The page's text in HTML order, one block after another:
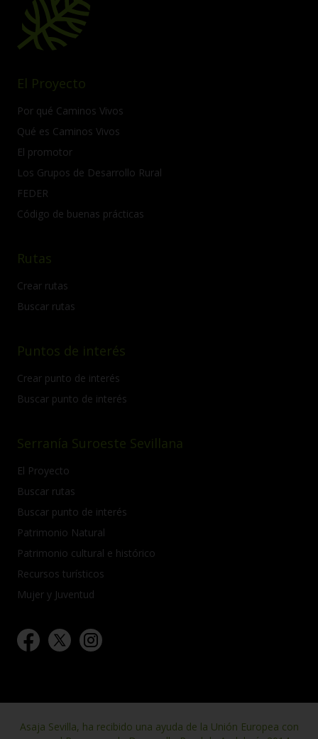
El Proyecto
Por qué Caminos Vivos
Qué es Caminos Vivos
El promotor
Los Grupos de Desarrollo Rural
FEDER
Código de buenas prácticas
Rutas
Crear rutas
Buscar rutas
Puntos de interés
Crear punto de interés
Buscar punto de interés
Serranía Suroeste Sevillana
El Proyecto
Buscar rutas
Buscar punto de interés
Patrimonio Natural
Patrimonio cultural e histórico
Recursos turísticos
Mujer y Juventud
Asaja Sevilla, ha recibido una ayuda de la Unión Europea con